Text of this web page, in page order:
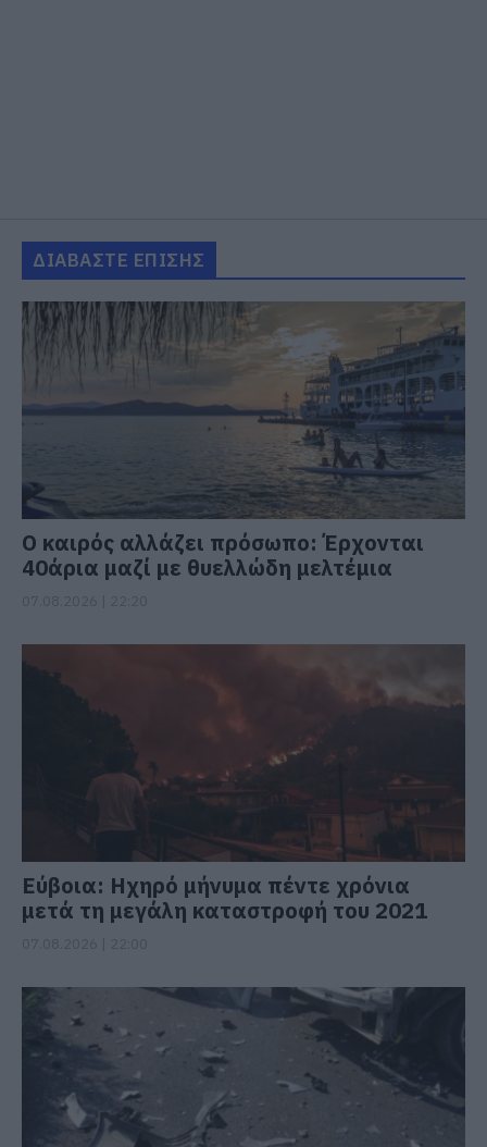
ΔΙΑΒΑΣΤΕ ΕΠΙΣΗΣ
Ο καιρός αλλάζει πρόσωπο: Έρχονται
40άρια μαζί με θυελλώδη μελτέμια
Εύβοια: Ηχηρό μήνυμα πέντε χρόνια
μετά τη μεγάλη καταστροφή του 2021